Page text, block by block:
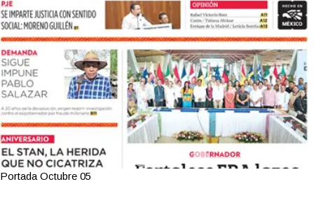
Portada Octubre 05